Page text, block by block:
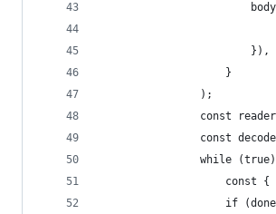
                        }),
                    }
                );
const
const
while
const {
if